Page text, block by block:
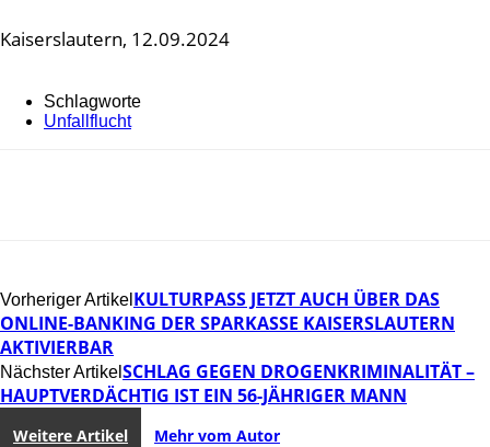
Kaiserslautern, 12.09.2024
Schlagworte
Unfallflucht
Vorheriger Artikel KULTURPASS JETZT AUCH ÜBER DAS
ONLINE-BANKING DER SPARKASSE KAISERSLAUTERN
AKTIVIERBAR
Nächster Artikel SCHLAG GEGEN DROGENKRIMINALITÄT –
HAUPTVERDÄCHTIG IST EIN 56-JÄHRIGER MANN
Weitere Artikel Mehr vom Autor